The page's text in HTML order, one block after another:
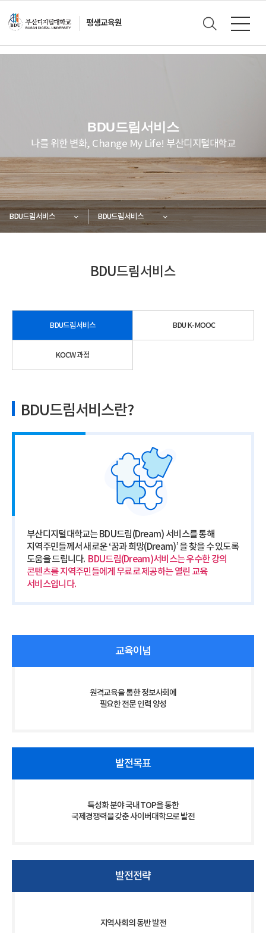
평생교육원
BDU드림서비스
나를 위한 변화, Change My Life! 부산디지털대학교
BDU드림서비스 BDU드림서비스
BDU드림서비스
BDU드림서비스 BDU K-MOOC
KOCW 과정
BDU드림서비스란?
부산디지털대학교는 BDU드림(Dream) 서비스를 통해
지역주민들께서 새로운 ‘꿈과 희망(Dream)’ 을 찾을 수 있도록
도움을 드립니다. BDU드림(Dream)서비스는 우수한 강의
콘텐츠를 지역주민들에게 무료로 제공하는 열린 교육
서비스입니다.
교육이념
원격교육을 통한 정보사회에
필요한 전문 인력 양성
발전목표
특성화 분야 국내 TOP을 통한
국제경쟁력을 갖춘 사이버대학으로 발전
발전전략
지역사회의 동반 발전